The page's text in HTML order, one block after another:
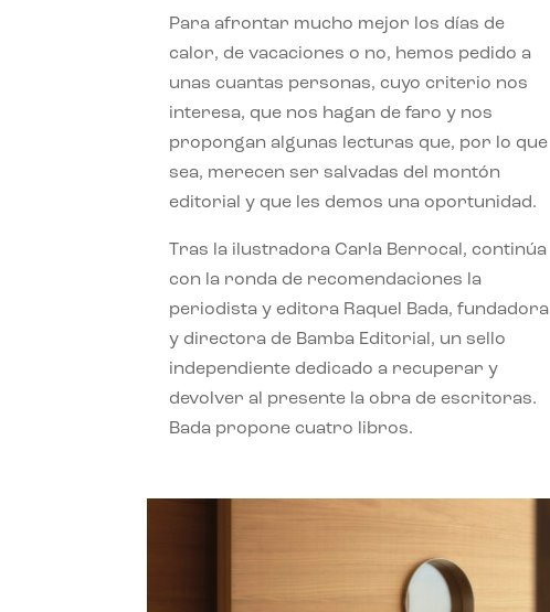
Para afrontar mucho mejor los días de
calor, de vacaciones o no, hemos pedido a
unas cuantas personas, cuyo criterio nos
interesa, que nos hagan de faro y nos
propongan algunas lecturas que, por lo que
sea, merecen ser salvadas del montón
editorial y que les demos una oportunidad.
Tras la ilustradora Carla Berrocal, continúa
con la ronda de recomendaciones la
periodista y editora Raquel Bada, fundadora
y directora de Bamba Editorial, un sello
independiente dedicado a recuperar y
devolver al presente la obra de escritoras.
Bada propone cuatro libros.